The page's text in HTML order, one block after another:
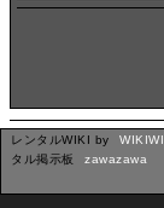
レンタルWIKI by
タル掲示板
zawazawa